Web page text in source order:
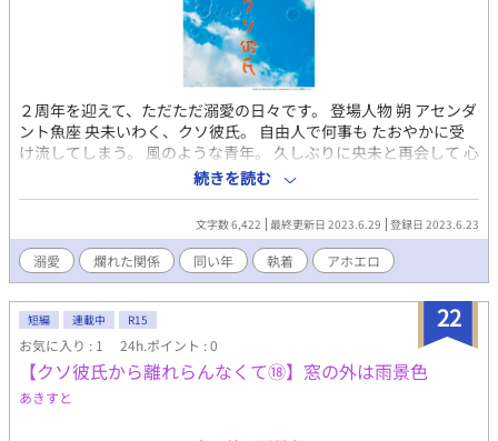
２周年を迎えて、ただただ溺愛の日々です。 登場人物 朔 アセンダ
ント魚座 央未いわく、クソ彼氏。 自由人で何事も たおやかに受
け流してしまう。 風のような青年。 久しぶりに央未と再会して 心
が暴風域。 自分の心には、少しうとい。 とりあえず央未の顔は好
き。 央未（おうみ） アセンダント牡牛座 朔に逃げられたせいで
すっかり性格が、ねじ曲がり 素直さを忘れてしまった。 でも
時々、強がる事を忘れ 無邪気になる。 しらずしらず、彼氏を 束縛
しちゃう系。 元は、人当たりがいい好青年。
続きを読む
文字数 6,422 最終更新日 2023.6.29 登録日 2023.6.23
溺愛 爛れた関係 同い年 執着 アホエロ
22
短編 連載中 R15
お気に入り : 1 24h.ポイント : 0
【クソ彼氏から離れらんなくて⑱】窓の外は雨景色
あきすと